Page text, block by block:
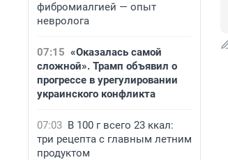
фибромиалгией — опыт
невролога
07:15 «Оказалась самой
сложной». Трамп объявил о
прогрессе в урегулировании
украинского конфликта
07:03 В 100 г всего 23 ккал:
три рецепта с главным летним
продуктом